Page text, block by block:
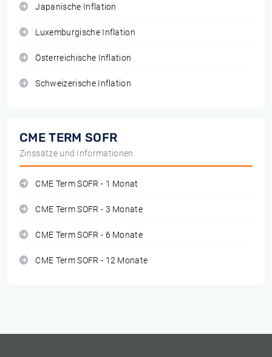
Japanische Inflation
Luxemburgische Inflation
Österreichische Inflation
Schweizerische Inflation
CME TERM SOFR
Zinssätze und Informationen
CME Term SOFR - 1 Monat
CME Term SOFR - 3 Monate
CME Term SOFR - 6 Monate
CME Term SOFR - 12 Monate